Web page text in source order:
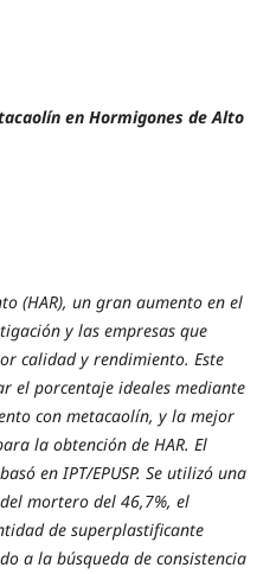
en Hormigones de Alto
(HAR), un gran aumento en el
y las empresas que
calidad y rendimiento. Este
el porcentaje ideales mediante
con metacaolín, y la mejor
la obtención de HAR. El
en IPT/EPUSP. Se utilizó una
mortero del 46,7%, el
de superplastificante
a la búsqueda de consistencia